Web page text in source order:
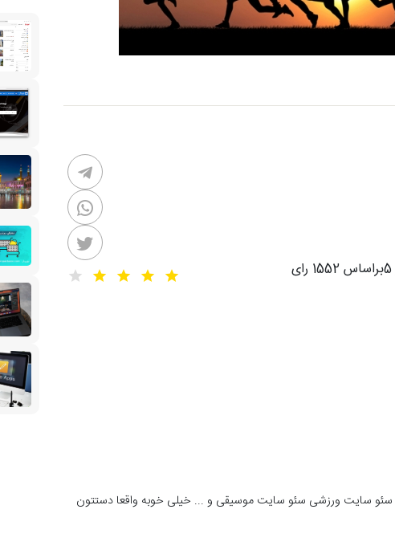
5براساس1552 رای
سئو سایت ورزشی سئو سایت موسیقی و ... خیلی خوبه واقعا دستتون